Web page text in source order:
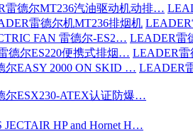
雷德尔MT236汽油驱动机动排…
雷德尔机MT236排烟机
FAN 雷德尔-ES2… LEADER雷
德尔ES220便携式排烟… LEADER雷
尔EASY 2000 ON SKID … LEADER
尔ESX230-ATEX认证防爆…
JECTAIR HP and Hornet H…